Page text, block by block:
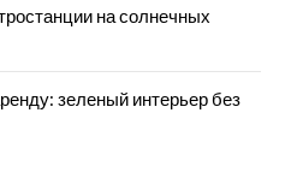
на солнечных
зеленый интерьер без